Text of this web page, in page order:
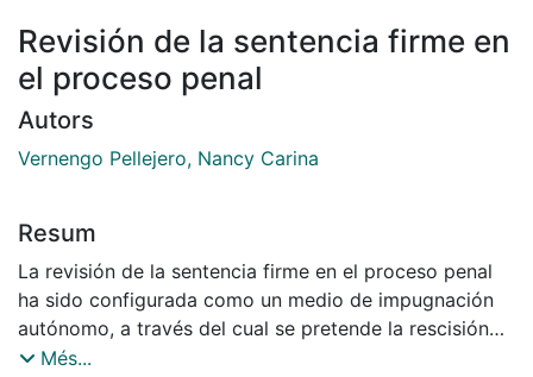
Revisión de la sentencia firme en
el proceso penal
Autors
Vernengo Pellejero, Nancy Carina
Resum
La revisión de la sentencia firme en el proceso penal
ha sido configurada como un medio de impugnación
autónomo, a través del cual se pretende la rescisión
de las sentencias firmes pertenecientes a la
Més...